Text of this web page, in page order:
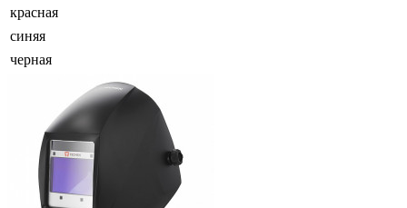
красная
синяя
черная